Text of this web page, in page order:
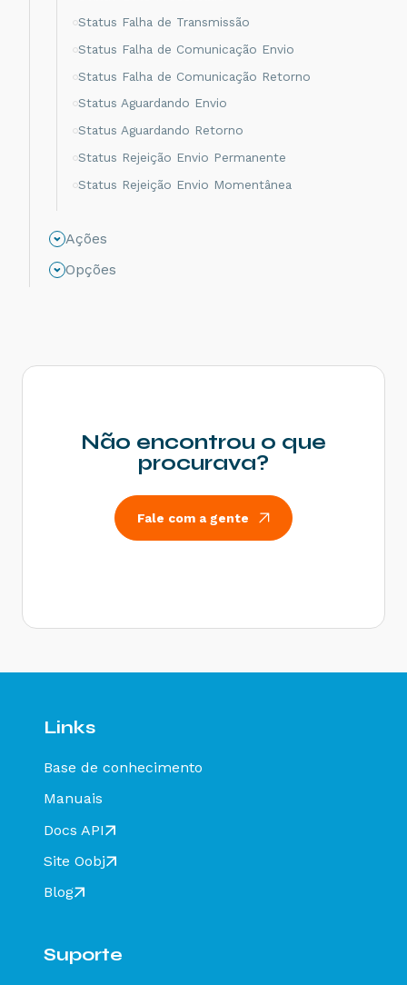
Status Falha de Transmissão
Status Falha de Comunicação Envio
Status Falha de Comunicação Retorno
Status Aguardando Envio
Status Aguardando Retorno
Status Rejeição Envio Permanente
Status Rejeição Envio Momentânea
Status Rejeição Retorno Permanente
Status Não Processado
Status Cancelado
Status Carta de Correção
Status Confirmação da Operação
Status Operação não Realizada
Status Não Encontrado
Status Encerrado
Status Encerramento
Status Registro Multimodal (tpEvento = 110160)
Ações
Opções
Não encontrou o que
procurava?
Fale com a gente
Links
Base de conhecimento
Manuais
Docs API
Site Oobj
Blog
Suporte